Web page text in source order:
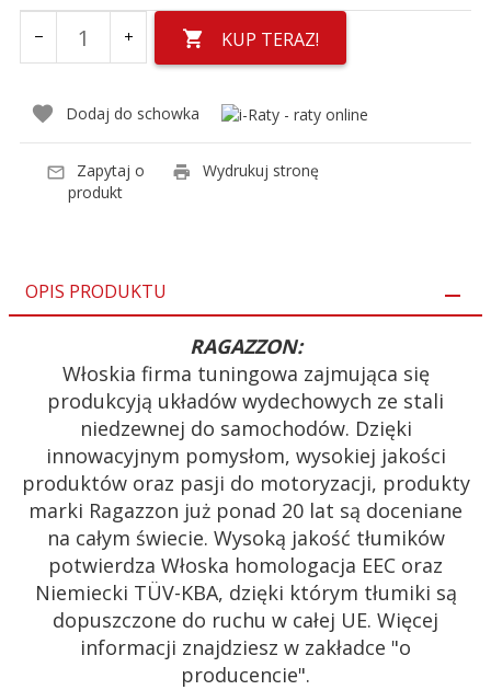
KUP TERAZ!
Dodaj do schowka
Zapytaj o
produkt
Wydrukuj stronę
OPIS PRODUKTU
RAGAZZON:
Włoskia firma tuningowa zajmująca się
produkcyją układów wydechowych ze stali
niedzewnej do samochodów. Dzięki
innowacyjnym pomysłom, wysokiej jakości
produktów oraz pasji do motoryzacji, produkty
marki Ragazzon już ponad 20 lat są doceniane
na całym świecie. Wysoką jakość tłumików
potwierdza Włoska homologacja EEC oraz
Niemiecki TÜV-KBA, dzięki którym tłumiki są
dopuszczone do ruchu w całej UE. Więcej
informacji znajdziesz w zakładce "o
producencie".